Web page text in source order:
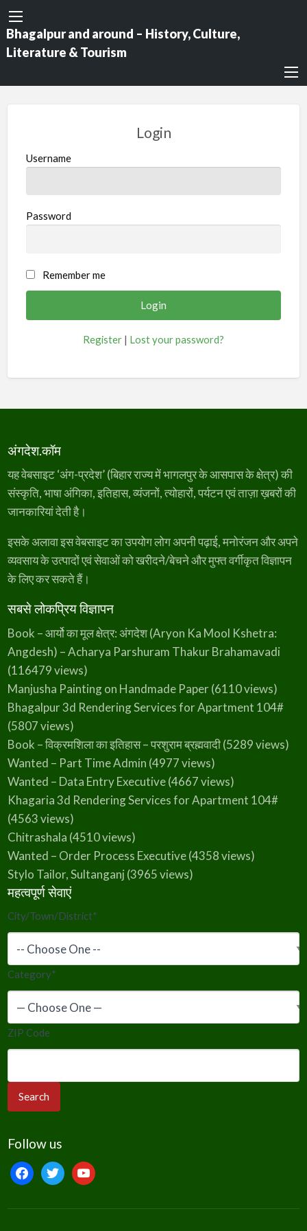
Bhagalpur and around – History, Culture,
Literature & Tourism
Login
Username
Password
Remember me
Register | Lost your password?
अंगदेश.कॉम
यह वेबसाइट ‘अंग-प्रदेश’ (बिहार राज्य में भागलपुर के आसपास के क्षेत्र) की
संस्कृति, भाषा अंगिका, इतिहास, व्यंजनों, त्योहारों, पर्यटन एवं ताज़ा ख़बरों की
जानकारियां देती है।
इसके अलावा इस वेबसाइट का उपयोग लोग अपनी पढ़ाई, मनोरंजन और अपने
व्यवसाय के उत्पादों एवं सेवाओं को खरीदने/बेचने और मुफ्त वर्गीकृत विज्ञापन
के लिए कर सकते हैं।
सबसे लोकप्रिय विज्ञापन
Book – आर्यो का मूल क्षेत्र: अंगदेश (Aryon Ka Mool Kshetra:
Angdesh) – Acharya Parshuram Thakur Brahamavadi
(116479 views)
Manjusha Painting on Handmade Paper(6110 views)
Bhagalpur 3d Rendering Services for Apartment 104#
(5807 views)
Book – विक्रमशिला का इतिहास – परशुराम ब्रह्मवादी(5289 views)
Wanted – Part Time Admin (4977 views)
Wanted – Data Entry Executive(4667 views)
Khagaria 3d Rendering Services for Apartment 104#
(4563 views)
Chitrashala (4510 views)
Wanted – Order Process Executive(4358 views)
Stylo Tailor, Sultanganj (3965 views)
महत्वपूर्ण सेवाएं
City/Town/District*
Category*
ZIP Code
Follow us
facebooktwitteryoutube